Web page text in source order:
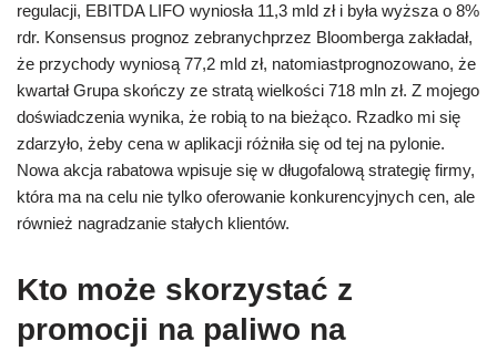
regulacji, EBITDA LIFO wyniosła 11,3 mld zł i była wyższa o 8%
rdr. Konsensus prognoz zebranychprzez Bloomberga zakładał,
że przychody wyniosą 77,2 mld zł, natomiastprognozowano, że
kwartał Grupa skończy ze stratą wielkości 718 mln zł. Z mojego
doświadczenia wynika, że robią to na bieżąco. Rzadko mi się
zdarzyło, żeby cena w aplikacji różniła się od tej na pylonie.
Nowa akcja rabatowa wpisuje się w długofalową strategię firmy,
która ma na celu nie tylko oferowanie konkurencyjnych cen, ale
również nagradzanie stałych klientów.
Kto może skorzystać z
promocji na paliwo na